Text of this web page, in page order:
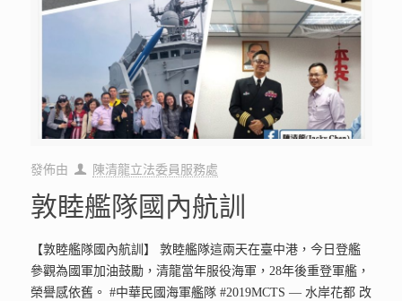
發佈由 陳清龍立法委員服務處
敦睦艦隊國內航訓
【敦睦艦隊國內航訓】 敦睦艦隊這兩天在臺中港，今日登艦
參觀為國軍加油鼓勵，清龍當年服役海軍，28年後重登軍艦，
榮譽感依舊。 #中華民國海軍艦隊 #2019MCTS — 水岸花都 改